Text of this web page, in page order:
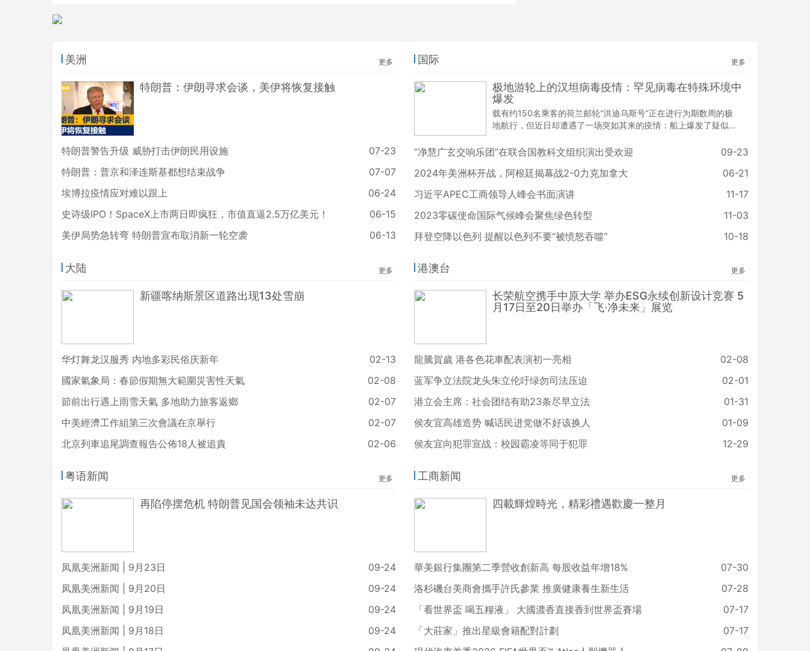
美洲 更多
特朗普：伊朗寻求会谈，美伊将恢复接触
特朗普警告升级 威胁打击伊朗民用设施
07-23
特朗普：普京和泽连斯基都想结束战争
07-07
埃博拉疫情应对难以跟上
06-24
史诗级IPO！SpaceX上市两日即疯狂，市值直逼2.5万亿美元！
06-15
美伊局势急转弯 特朗普宣布取消新一轮空袭
06-13
国际 更多
极地游轮上的汉坦病毒疫情：罕见病毒在特殊环境中
爆发
载有约150名乘客的荷兰邮轮“洪迪乌斯号”正在进行为期数周的极
地航行，但近日却遭遇了一场突如其来的疫情：船上爆发了疑似汉
多人可能感染。
“净慧广玄交响乐团”在联合国教科文组织演出受欢迎
09-23
2024年美洲杯开战，阿根廷揭幕战2-0力克加拿大
06-21
习近平APEC工商领导人峰会书面演讲
11-17
2023零碳使命国际气候峰会聚焦绿色转型
11-03
拜登空降以色列 提醒以色列不要“被愤怒吞噬”
10-18
大陆 更多
新疆喀纳斯景区道路出现13处雪崩
华灯舞龙汉服秀 内地多彩民俗庆新年
02-13
國家氣象局：春節假期無大範圍災害性天氣
02-08
節前出行遇上雨雪天氣 多地助力旅客返鄉
02-07
中美經濟工作組第三次會議在京舉行
02-07
北京列車追尾調查報告公佈18人被追責
02-06
港澳台 更多
长荣航空携手中原大学 举办ESG永续创新设计竞赛 5
月17日至20日举办「飞‧净未来」展览
龍騰賀歲 港各色花車配表演初一亮相
02-08
蓝军争立法院龙头朱立伦吁绿勿司法压迫
02-01
港立会主席：社会团结有助23条尽早立法
01-31
侯友宜高雄造势 喊话民进党做不好该换人
01-09
侯友宜向犯罪宣战：校园霸凌等同于犯罪
12-29
粤语新闻 更多
再陷停摆危机 特朗普见国会领袖未达共识
凤凰美洲新闻 | 9月23日
09-24
凤凰美洲新闻 | 9月20日
09-24
凤凰美洲新闻 | 9月19日
09-24
凤凰美洲新闻 | 9月18日
09-24
工商新闻 更多
四載輝煌時光，精彩禮遇歡慶一整月
華美銀行集團第二季營收創新高 每股收益年增18%
07-30
洛杉磯台美商會攜手許氏參業 推廣健康養生新生活
07-28
「看世界盃 喝五糧液」 大國濃香直接香到世界盃賽場
07-17
「大莊家」推出星級會籍配對計劃
07-17